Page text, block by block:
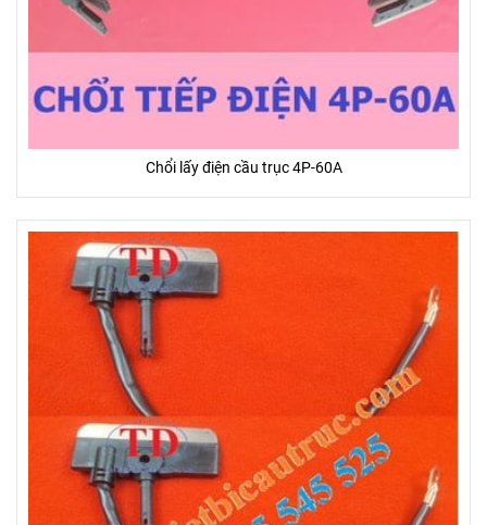
Chổi lấy điện cầu trục 4P-60A